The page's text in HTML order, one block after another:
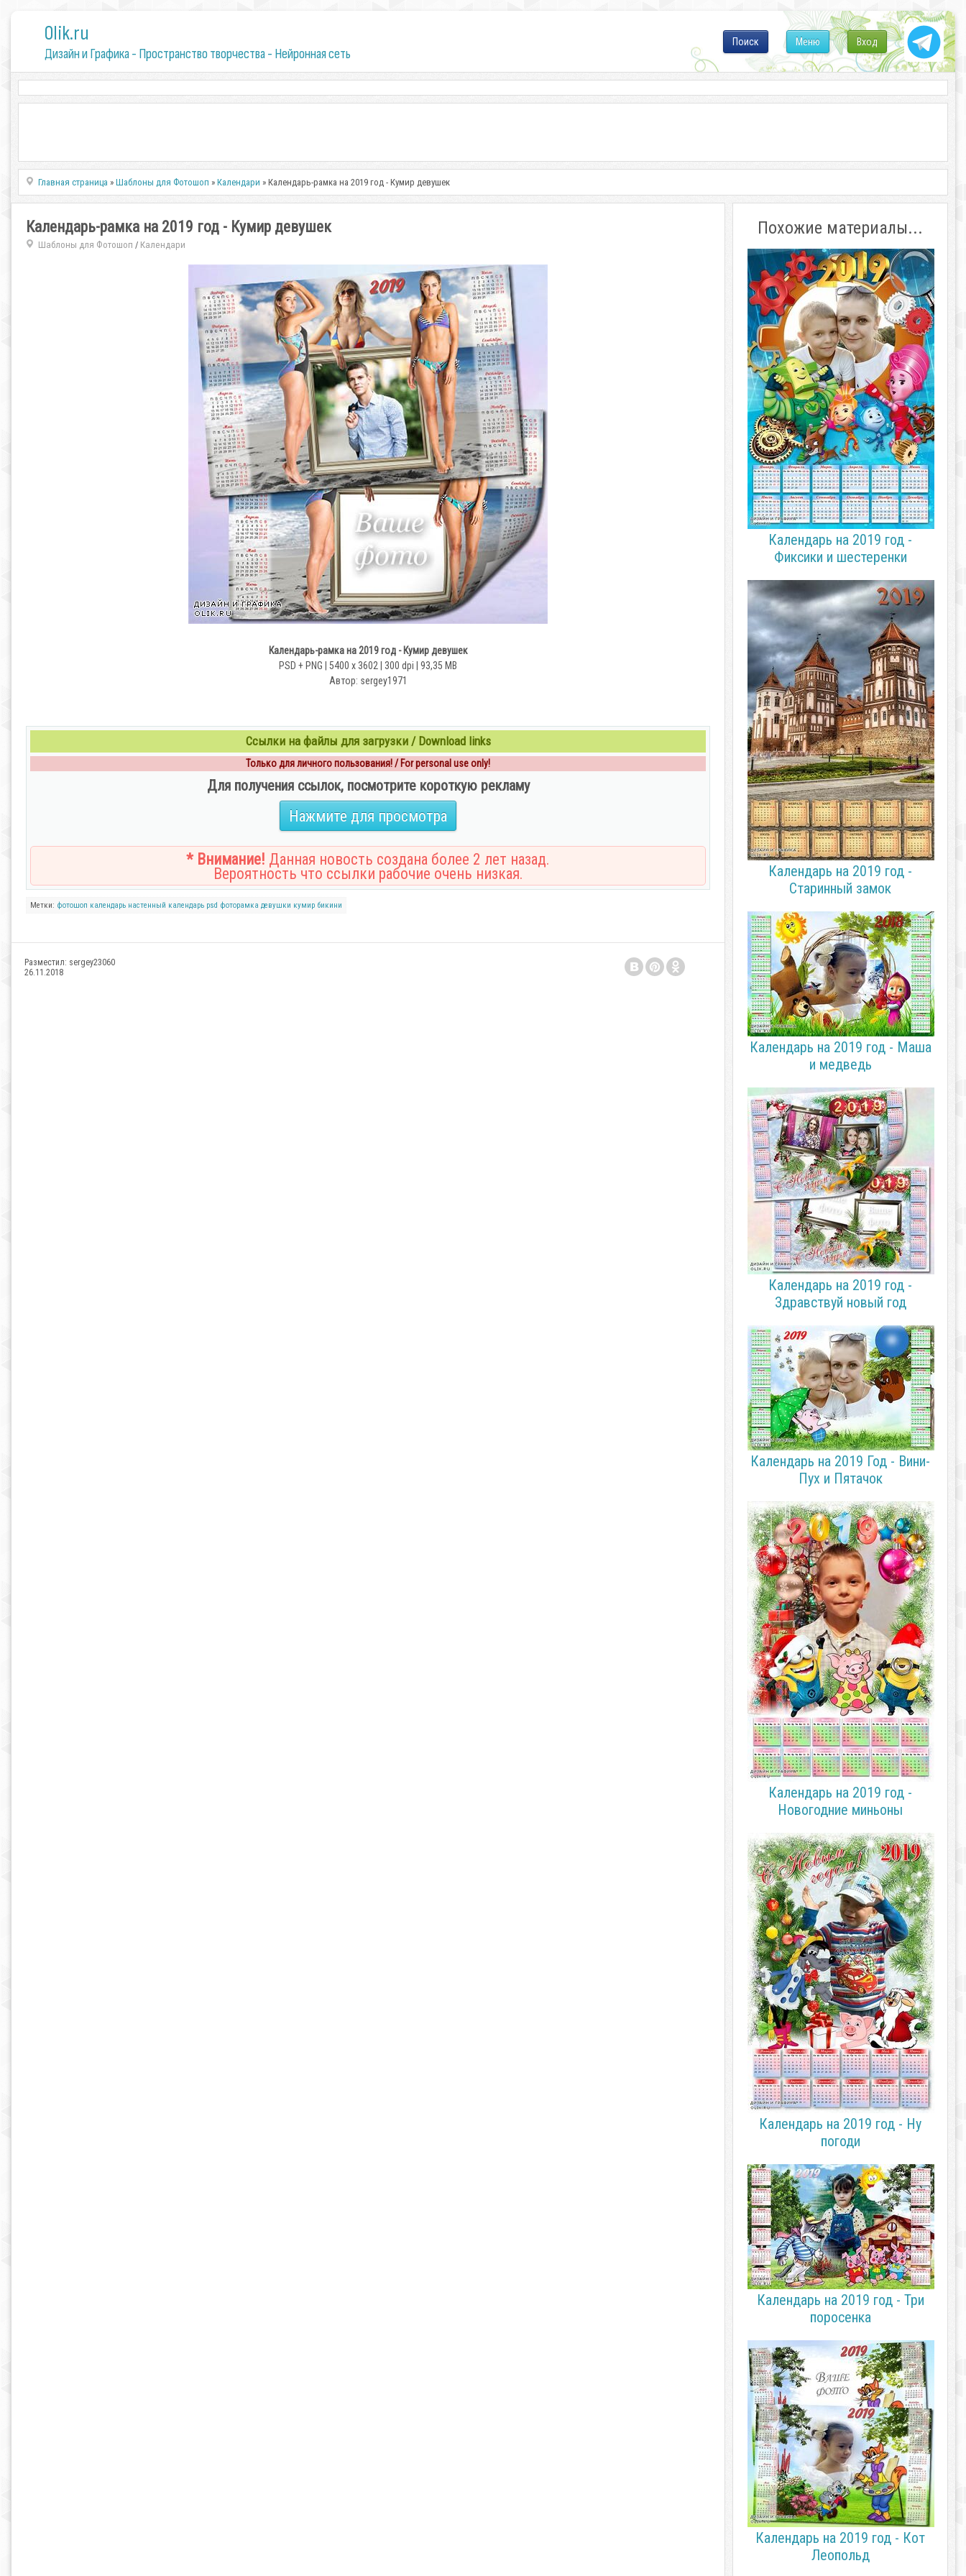
0lik.ru
Дизайн и Графика - Пространство творчества - Нейронная сеть
Вход
Меню
Поиск
Главная страница »Шаблоны для Фотошоп »Календари » Календарь-рамка на 2019 год - Кумир девушек
Календарь-рамка на 2019 год - Кумир девушек
Шаблоны для Фотошоп / Календари
Календарь-рамка на 2019 год - Кумир девушек
PSD + PNG | 5400 x 3602 | 300 dpi | 93,35 MB
Автор: sergey1971
Ссылки на файлы для загрузки / Download links
Только для личного пользования! / For personal use only!
Для получения ссылок, посмотрите короткую рекламу
Нажмите для просмотра
* Внимание! Данная новость создана более 2 лет назад.
Вероятность что ссылки рабочие очень низкая.
Метки: фотошоп календарь настенный календарь psd фоторамка девушки кумир бикини
Разместил: sergey23060
26.11.2018
Похожие материалы...
Календарь на 2019 год -
Фиксики и шестеренки
Календарь на 2019 год -
Старинный замок
Календарь на 2019 год - Маша
и медведь
Календарь на 2019 год -
Здравствуй новый год
Календарь на 2019 Год - Вини-
Пух и Пятачок
Календарь на 2019 год -
Новогодние миньоны
Календарь на 2019 год - Ну
погоди
Календарь на 2019 год - Три
поросенка
Календарь на 2019 год - Кот
Леопольд